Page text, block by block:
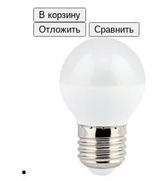
В корзину
Отложить
Сравнить